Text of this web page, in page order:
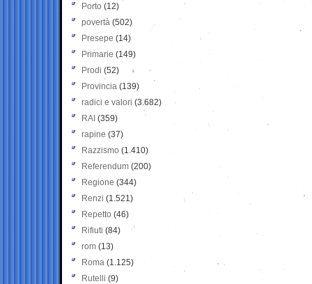
Porto (12)
povertà (502)
Presepe (14)
Primarie (149)
Prodi (52)
Provincia (139)
radici e valori (3.682)
RAI (359)
rapine (37)
Razzismo (1.410)
Referendum (200)
Regione (344)
Renzi (1.521)
Repetto (46)
Rifiuti (84)
rom (13)
Roma (1.125)
Rutelli (9)